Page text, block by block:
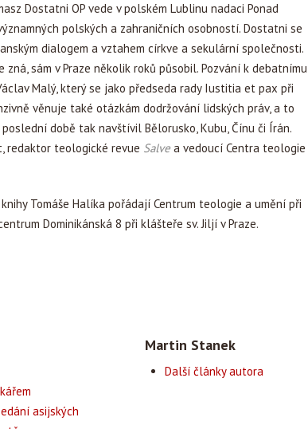
Dostatni OP vede v polském Lublinu nadaci Ponad
polských a zahraničních osobností. Dostatni se
dialogem a vztahem církve a sekulární společnosti.
sám v Praze několik roků působil. Pozvání k debatnímu
Malý, který se jako předseda rady Iustitia et pax při
věnuje také otázkám dodržování lidských práv, a to
době tak navštívil Bělorusko, Kubu, Čínu či Írán.
redaktor teologické revue Salve a vedoucí Centra teologie
Tomáše Halíka pořádají Centrum teologie a umění při
Dominikánská 8 při klášteře sv. Jiljí v Praze.
asijských
Martin Stanek
Další články autora